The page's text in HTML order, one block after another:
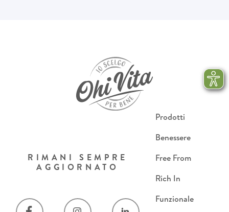
Prodotti
Benessere
Free From
Rich In
Funzionale
RIMANI SEMPRE
AGGIORNATO